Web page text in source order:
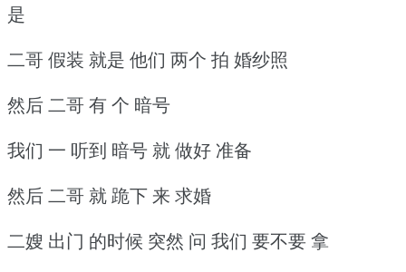
是
二哥 假装 就是 他们 两个 拍 婚纱照
然后 二哥 有 个 暗号
我们 一 听到 暗号 就 做好 准备
然后 二哥 就 跪下 来 求婚
二嫂 出门 的时候 突然 问 我们 要不要 拿